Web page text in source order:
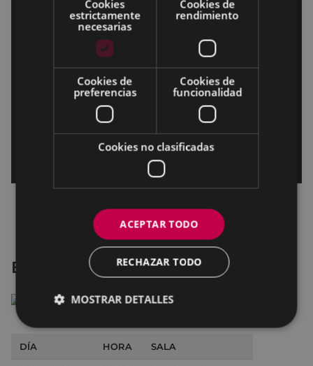
El guardían invisible
DÍA HORA SALA
Cookies
estrictamente
necesarias
Cookies de
rendimiento
Cookies de
preferencias
Cookies de
funcionalidad
Cookies no clasificadas
ACEPTAR TODO
RECHAZAR TODO
MOSTRAR DETALLES